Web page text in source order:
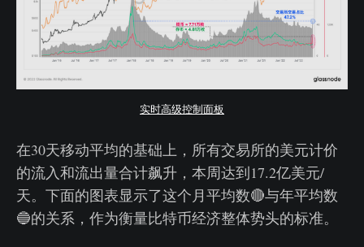
实时高级控制面板
在30天移动平均的基础上，所有交易所的美元计价
的流入和流出量合计飙升，本周达到17.2亿美元/
天。下面的图表显示了这个月平均数🔴与年平均数
🔵的关系，作为衡量比特币经济整体势头的标准。